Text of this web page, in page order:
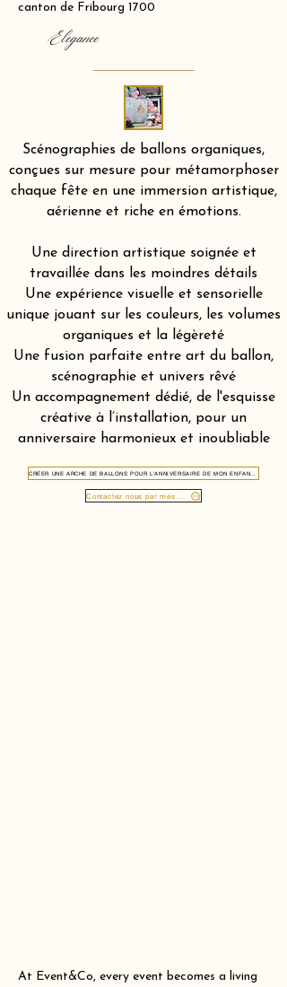
canton de Fribourg 1700
Elegance
Scénographies de ballons organiques,
conçues sur mesure pour métamorphoser
chaque fête en une immersion artistique,
aérienne et riche en émotions.
Une direction artistique soignée et
travaillée dans les moindres détails
Une expérience visuelle et sensorielle
unique jouant sur les couleurs, les volumes
organiques et la légèreté
Une fusion parfaite entre art du ballon,
scénographie et univers rêvé
Un accompagnement dédié, de l'esquisse
créative à l’installation, pour un
anniversaire harmonieux et inoubliable
At Event&Co, every event becomes a living